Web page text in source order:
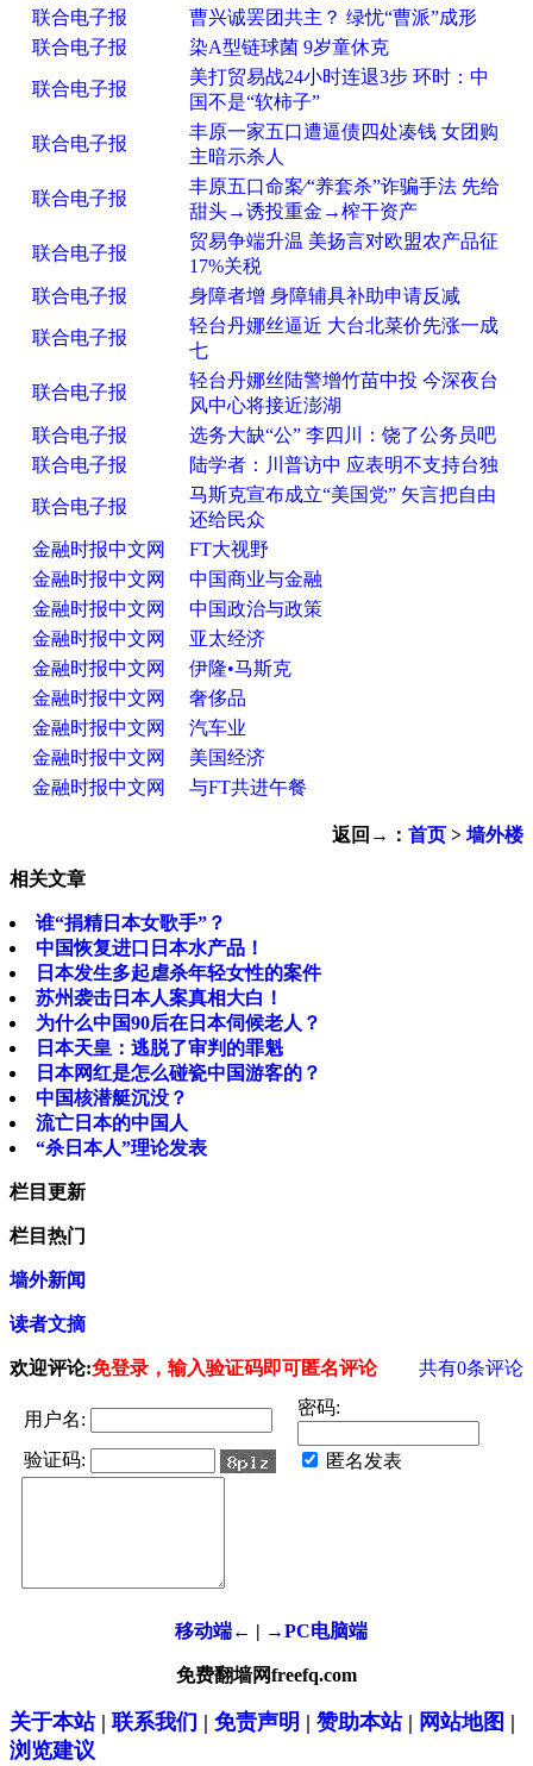
联合电子报
曹兴诚罢团共主？ 绿忧“曹派”成形
联合电子报
染A型链球菌 9岁童休克
联合电子报
美打贸易战24小时连退3步 环时：中
国不是“软柿子”
联合电子报
丰原一家五口遭逼债四处凑钱 女团购
主暗示杀人
联合电子报
丰原五口命案∕“养套杀”诈骗手法 先给
甜头→诱投重金→榨干资产
联合电子报
贸易争端升温 美扬言对欧盟农产品征
17%关税
联合电子报
身障者增 身障辅具补助申请反减
联合电子报
轻台丹娜丝逼近 大台北菜价先涨一成
七
联合电子报
轻台丹娜丝陆警增竹苗中投 今深夜台
风中心将接近澎湖
联合电子报
选务大缺“公” 李四川：饶了公务员吧
联合电子报
陆学者：川普访中 应表明不支持台独
联合电子报
马斯克宣布成立“美国党” 矢言把自由
还给民众
金融时报中文网
FT大视野
金融时报中文网
中国商业与金融
金融时报中文网
中国政治与政策
金融时报中文网
亚太经济
金融时报中文网
伊隆•马斯克
金融时报中文网
奢侈品
金融时报中文网
汽车业
金融时报中文网
美国经济
金融时报中文网
与FT共进午餐
返回→： 首页 > 墙外楼
相关文章
谁“捐精日本女歌手”？
中国恢复进口日本水产品！
日本发生多起虐杀年轻女性的案件
苏州袭击日本人案真相大白！
为什么中国90后在日本伺候老人？
日本天皇：逃脱了审判的罪魁
日本网红是怎么碰瓷中国游客的？
中国核潜艇沉没？
流亡日本的中国人
“杀日本人”理论发表
栏目更新
栏目热门
墙外新闻
读者文摘
欢迎评论:免登录，输入验证码即可匿名评论 共有0条评论
用户名:
密码:
验证码: 匿名发表
移动端← | →PC电脑端
免费翻墙网freefq.com
关于本站| 联系我们 | 免责声明 | 赞助本站| 网站地图 |
浏览建议